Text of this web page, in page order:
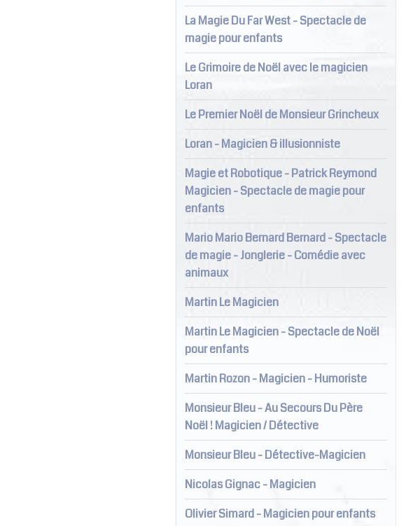
La Magie Du Far West - Spectacle de
magie pour enfants
Le Grimoire de Noël avec le magicien
Loran
Le Premier Noël de Monsieur Grincheux
Loran - Magicien & illusionniste
Magie et Robotique - Patrick Reymond
Magicien - Spectacle de magie pour
enfants
Mario Mario Bernard Bernard - Spectacle
de magie - Jonglerie - Comédie avec
animaux
Martin Le Magicien
Martin Le Magicien - Spectacle de Noël
pour enfants
Martin Rozon - Magicien - Humoriste
Monsieur Bleu - Au Secours Du Père
Noël ! Magicien / Détective
Monsieur Bleu - Détective-Magicien
Nicolas Gignac - Magicien
Olivier Simard - Magicien pour enfants